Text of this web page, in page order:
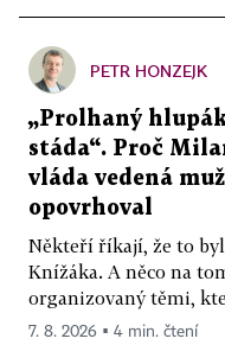
PETR HONZEJK
„Prolhaný
stáda“. Proč
vláda vedená
opovrhoval
Někteří říkají, že to
Knížáka. A něco na
organizovaný těmi,
7. 8. 2026 ▪ 4 min. čtení